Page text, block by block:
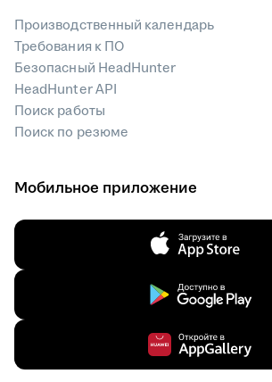
Производственный календарь
Требования к ПО
Безопасный HeadHunter
HeadHunter API
Поиск работы
Поиск по резюме
Мобильное приложение